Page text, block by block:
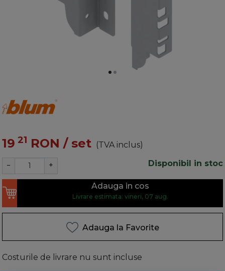
19 21 RON / set (TVA inclus)
Disponibil in stoc
− +
Adauga in cos
Livrare estimata: vineri, 07 aug.
Adauga la Favorite
Costurile de livrare nu sunt incluse